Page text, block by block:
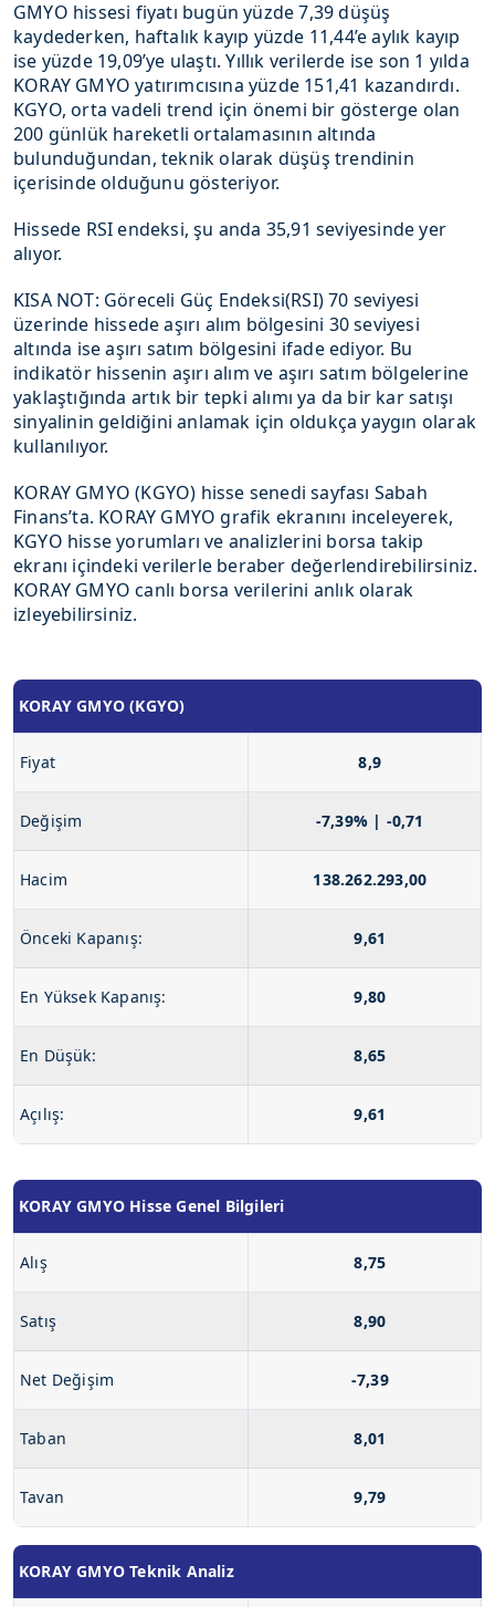
GMYO hissesi fiyatı bugün yüzde 7,39 düşüş
kaydederken, haftalık kayıp yüzde 11,44’e aylık kayıp
ise yüzde 19,09’ye ulaştı. Yıllık verilerde ise son 1 yılda
KORAY GMYO yatırımcısına yüzde 151,41 kazandırdı.
KGYO, orta vadeli trend için önemi bir gösterge olan
200 günlük hareketli ortalamasının altında
bulunduğundan, teknik olarak düşüş trendinin
içerisinde olduğunu gösteriyor.
Hissede RSI endeksi, şu anda 35,91 seviyesinde yer
alıyor.
KISA NOT: Göreceli Güç Endeksi(RSI) 70 seviyesi
üzerinde hissede aşırı alım bölgesini 30 seviyesi
altında ise aşırı satım bölgesini ifade ediyor. Bu
indikatör hissenin aşırı alım ve aşırı satım bölgelerine
yaklaştığında artık bir tepki alımı ya da bir kar satışı
sinyalinin geldiğini anlamak için oldukça yaygın olarak
kullanılıyor.
KORAY GMYO (KGYO) hisse senedi sayfası Sabah
Finans’ta. KORAY GMYO grafik ekranını inceleyerek,
KGYO hisse yorumları ve analizlerini borsa takip
ekranı içindeki verilerle beraber değerlendirebilirsiniz.
KORAY GMYO canlı borsa verilerini anlık olarak
izleyebilirsiniz.
KORAY GMYO (KGYO)
Fiyat 8,9
Değişim -7,39% | -0,71
Hacim 138.262.293,00
Önceki Kapanış: 9,61
En Yüksek Kapanış: 9,80
En Düşük: 8,65
Açılış: 9,61
KORAY GMYO Hisse Genel Bilgileri
Alış 8,75
Satış 8,90
Net Değişim -7,39
Taban 8,01
Tavan 9,79
KORAY GMYO Teknik Analiz